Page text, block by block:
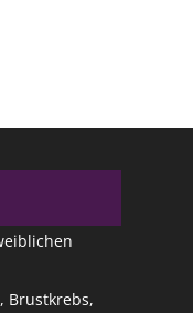
Brustkrebs,